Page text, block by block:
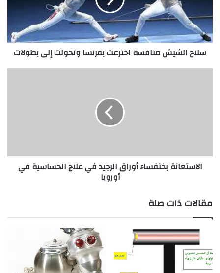
إلى
بطولات
سلاح الشيش منافسة اخترعت بفرنسا وتحولت إلى بطولات
أوروبا
الاستعانة بخنفساء أوراق الرجيد في علاج الحساسية في
أوروبا
مقالات ذات صلة